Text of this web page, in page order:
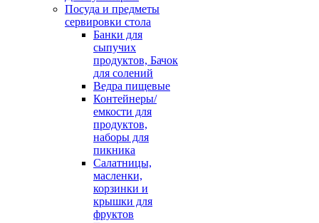
Посуда и предметы
сервировки стола
Банки для
сыпучих
продуктов, Бачок
для солений
Ведра пищевые
Контейнеры/
емкости для
продуктов,
наборы для
пикника
Салатницы,
масленки,
корзинки и
крышки для
фруктов